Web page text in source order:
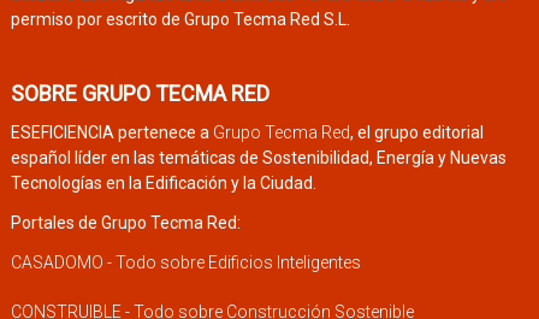
permiso por escrito de Grupo Tecma Red S.L.
SOBRE GRUPO TECMA RED
ESEFICIENCIA pertenece a Grupo Tecma Red, el grupo editorial
español líder en las temáticas de Sostenibilidad, Energía y Nuevas
Tecnologías en la Edificación y la Ciudad.
Portales de Grupo Tecma Red:
CASADOMO - Todo sobre Edificios Inteligentes
CONSTRUIBLE - Todo sobre Construcción Sostenible